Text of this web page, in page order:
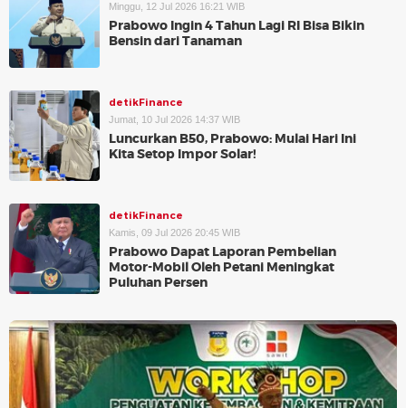
Minggu, 12 Jul 2026 16:21 WIB
Prabowo Ingin 4 Tahun Lagi RI Bisa Bikin
Bensin dari Tanaman
detikFinance
Jumat, 10 Jul 2026 14:37 WIB
Luncurkan B50, Prabowo: Mulai Hari Ini
Kita Setop Impor Solar!
detikFinance
Kamis, 09 Jul 2026 20:45 WIB
Prabowo Dapat Laporan Pembelian
Motor-Mobil Oleh Petani Meningkat
Puluhan Persen